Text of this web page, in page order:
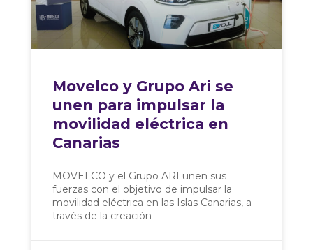
Movelco y Grupo Ari se
unen para impulsar la
movilidad eléctrica en
Canarias
MOVELCO y el Grupo ARI unen sus
fuerzas con el objetivo de impulsar la
movilidad eléctrica en las Islas Canarias, a
través de la creación